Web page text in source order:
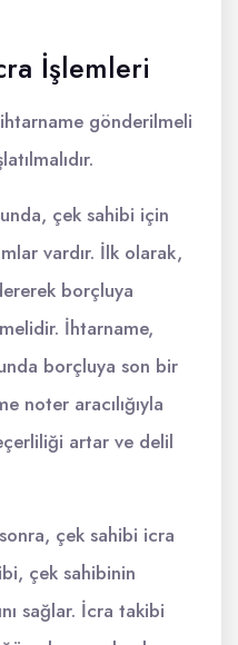
İşlemleri
gönderilmeli
çek sahibi için
vardır. İlk olarak,
borçluya
İhtarname,
borçluya son bir
noter aracılığıyla
artar ve delil
çek sahibi icra
çek sahibinin
sağlar. İcra takibi